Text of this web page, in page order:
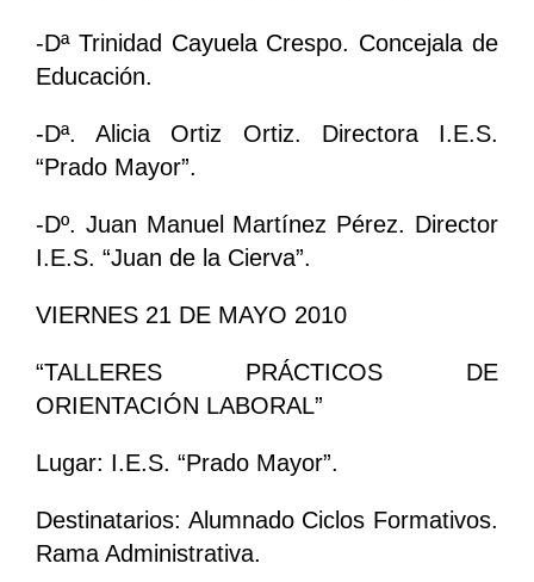
-Dª Trinidad Cayuela Crespo. Concejala de
Educación.
-Dª. Alicia Ortiz Ortiz. Directora I.E.S.
“Prado Mayor”.
-Dº. Juan Manuel Martínez Pérez. Director
I.E.S. “Juan de la Cierva”.
VIERNES 21 DE MAYO 2010
“TALLERES PRÁCTICOS DE
ORIENTACIÓN LABORAL”
Lugar: I.E.S. “Prado Mayor”.
Destinatarios: Alumnado Ciclos Formativos.
Rama Administrativa.